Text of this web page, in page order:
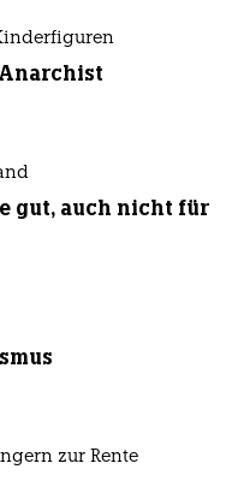
gut, auch nicht für
zur Rente